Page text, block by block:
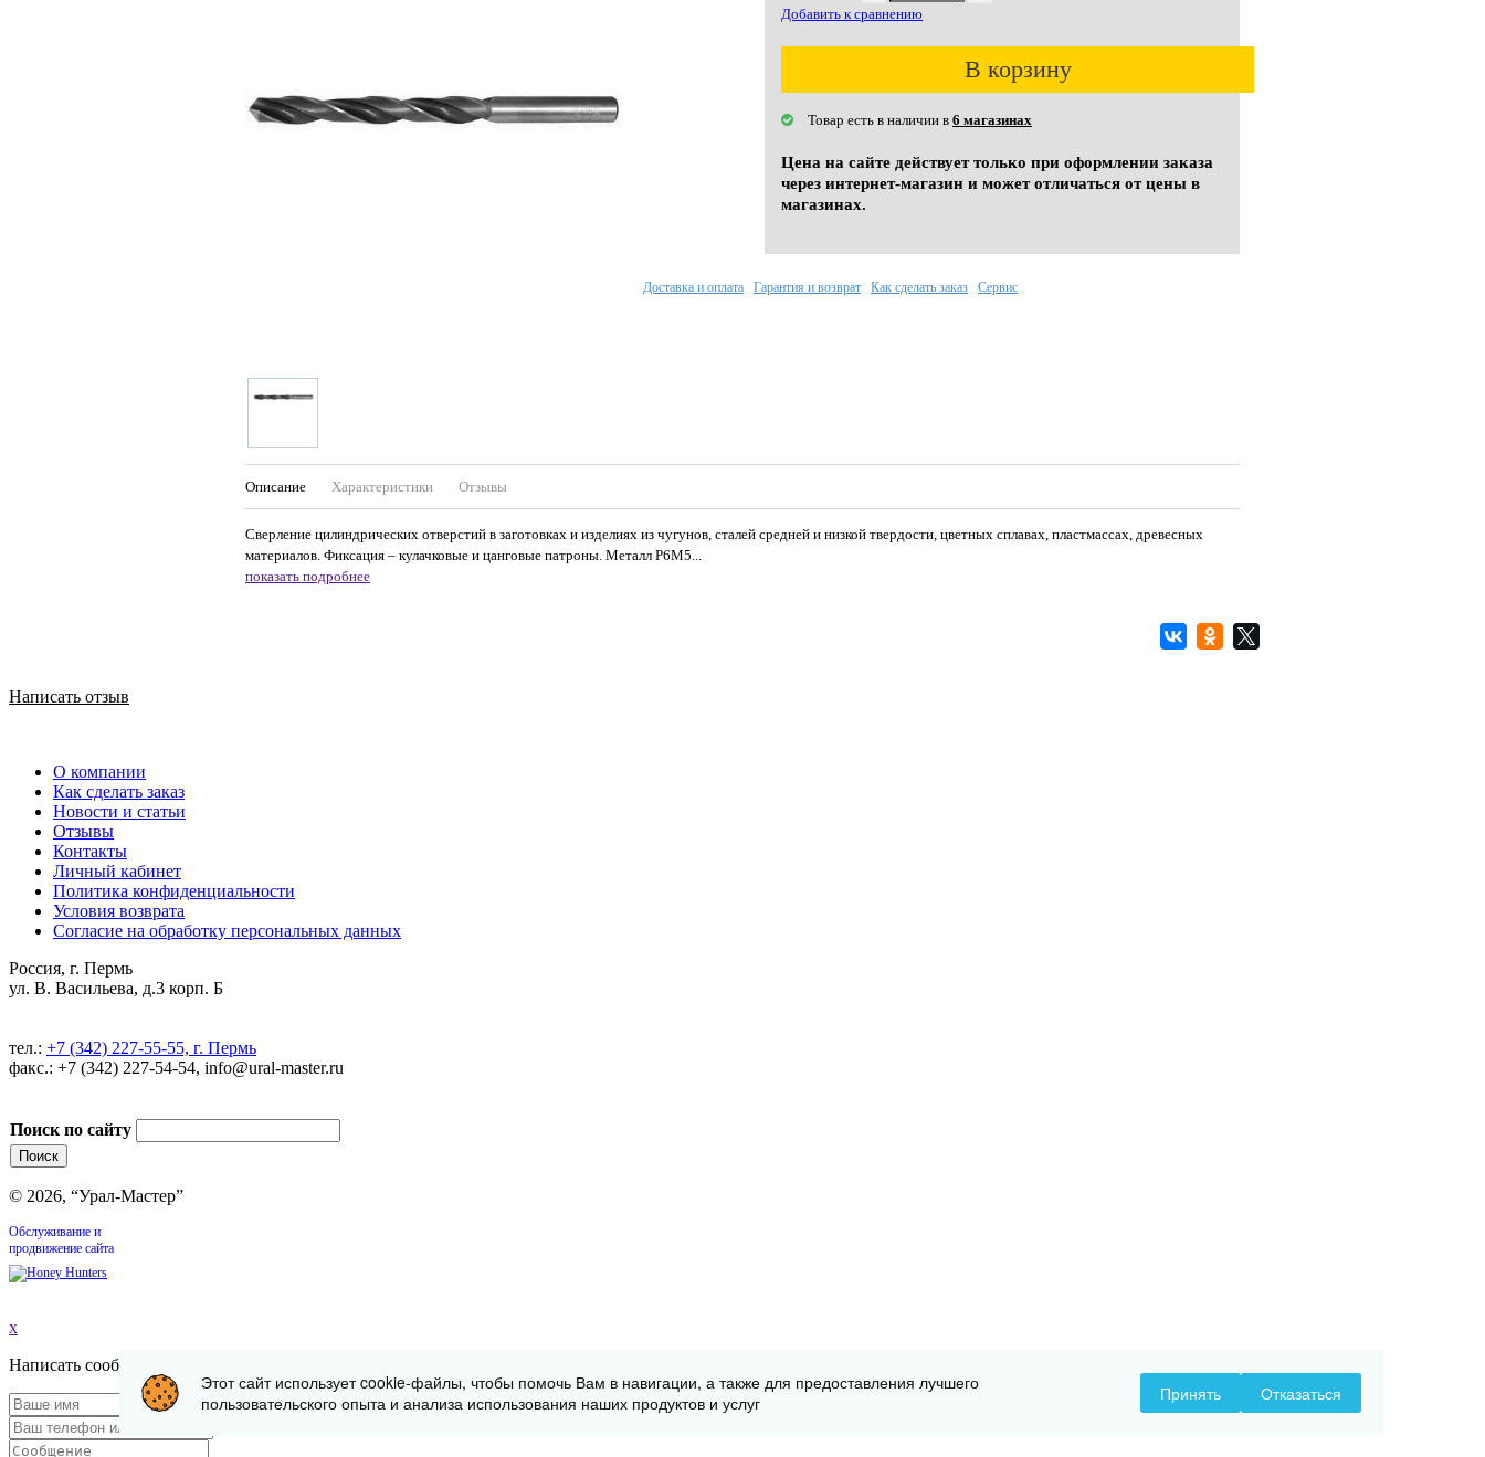
Добавить к сравнению
В корзину
Товар есть в наличии в 6 магазинах
Цена на сайте действует только при оформлении заказа
через интернет-магазин и может отличаться от цены в
магазинах.
Описание Характеристики Отзывы
Сверление цилиндрических отверстий в заготовках и изделиях из чугунов, сталей средней и низкой твердости, цветных сплавах, пластмассах, древесных
материалов. Фиксация – кулачковые и цанговые патроны. Металл Р6М5...
показать подробнее
Доставка и оплата Гарантия и возврат Как сделать заказ Сервис
Написать отзыв
О компании
Как сделать заказ
Новости и статьи
Отзывы
Контакты
Личный кабинет
Политика конфиденциальности
Условия возврата
Согласие на обработку персональных данных
Россия, г. Пермь
ул. В. Васильева, д.3 корп. Б
тел.: +7 (342) 227-55-55, г. Пермь
факс.: +7 (342) 227-54-54, info@ural-master.ru
Поиск по сайту
© 2026, “Урал-Мастер”
Обслуживание и
продвижение сайта
x
Написать сообщение
Этот сайт использует cookie-файлы, чтобы помочь Вам в навигации, а также для предоставления лучшего
пользовательского опыта и анализа использования наших продуктов и услуг
Принять Отказаться